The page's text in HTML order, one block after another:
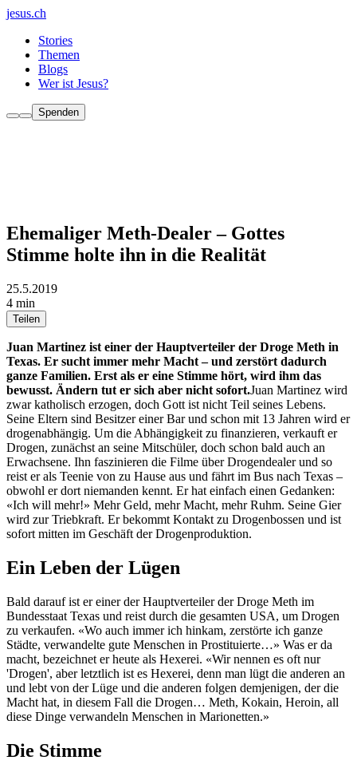
jesus.ch
Stories
Themen
Blogs
Wer ist Jesus?
Spenden
Ehemaliger Meth-Dealer – Gottes
Stimme holte ihn in die Realität
25.5.2019
4 min
Teilen
Juan Martinez ist einer der Hauptverteiler der Droge Meth in
Texas. Er sucht immer mehr Macht – und zerstört dadurch
ganze Familien. Erst als er eine Stimme hört, wird ihm das
bewusst. Ändern tut er sich aber nicht sofort.Juan Martinez wird
zwar katholisch erzogen, doch Gott ist nicht Teil seines Lebens.
Seine Eltern sind Besitzer einer Bar und schon mit 13 Jahren wird er
drogenabhängig. Um die Abhängigkeit zu finanzieren, verkauft er
Drogen, zunächst an seine Mitschüler, doch schon bald auch an
Erwachsene. Ihn faszinieren die Filme über Drogendealer und so
reist er als Teenie von zu Hause aus und fährt im Bus nach Texas –
obwohl er dort niemanden kennt. Er hat einfach einen Gedanken:
«Ich will mehr!» Mehr Geld, mehr Macht, mehr Ruhm. Seine Gier
wird zur Triebkraft. Er bekommt Kontakt zu Drogenbossen und ist
sofort mitten im Geschäft der Drogenproduktion.
Ein Leben der Lügen
Bald darauf ist er einer der Hauptverteiler der Droge Meth im
Bundesstaat Texas und reist durch die gesamten USA, um Drogen
zu verkaufen. «Wo auch immer ich hinkam, zerstörte ich ganze
Städte, verwandelte gute Menschen in Prostituierte…» Was er da
macht, bezeichnet er heute als Hexerei. «Wir nennen es oft nur
'Drogen', aber letztlich ist es Hexerei, denn man lügt die anderen an
und lebt von der Lüge und die anderen folgen demjenigen, der die
Macht hat, in diesem Fall die Drogen… Meth, Kokain, Heroin, all
diese Dinge verwandeln Menschen in Marionetten.»
Die Stimme